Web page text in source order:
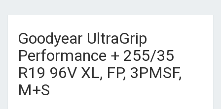
Goodyear UltraGrip
Performance + 255/35
R19 96V XL, FP, 3PMSF,
M+S